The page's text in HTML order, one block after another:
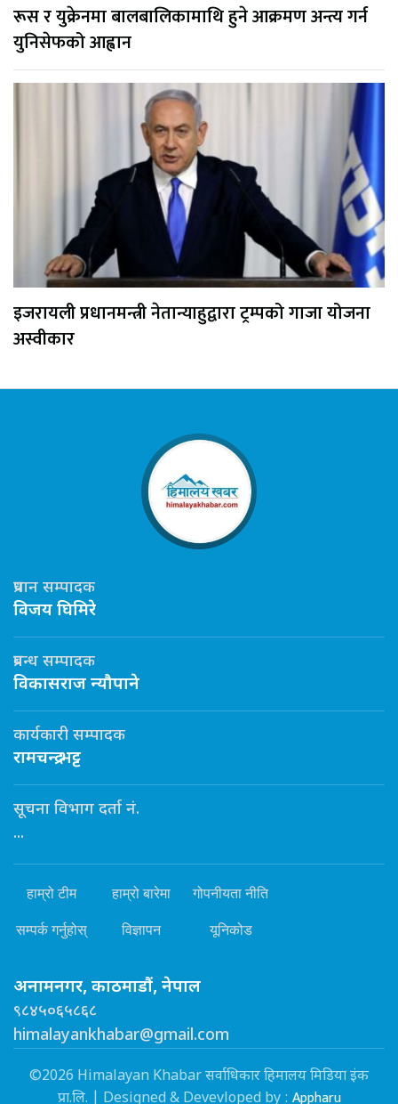
रूस र युक्रेनमा बालबालिकामाथि हुने आक्रमण अन्त्य गर्न
युनिसेफको आह्वान
इजरायली प्रधानमन्त्री नेतान्याहुद्वारा ट्रम्पको गाजा योजना
अस्वीकार
प्रधान सम्पादक
विजय घिमिरे
प्रबन्ध सम्पादक
विकासराज न्यौपाने
कार्यकारी सम्पादक
रामचन्द्र भट्ट
सूचना विभाग दर्ता नं.
...
हाम्रो टीम हाम्रो बारेमा गोपनीयता नीति
सम्पर्क गर्नुहोस् विज्ञापन यूनिकोड
अनामनगर, काठमाडौं, नेपाल
९८४५०६५८६८
himalayankhabar@gmail.com
©2026 Himalayan Khabar सर्वाधिकार हिमालय मिडिया इंक
प्रा.लि. | Designed & Devevloped by : Appharu